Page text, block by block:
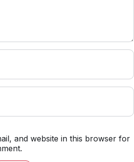
and website in this browser for